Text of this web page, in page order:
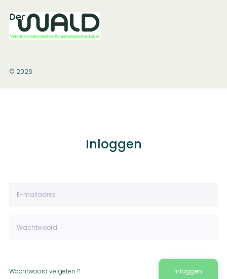
© 2026
Inloggen
Wachtwoord vergeten ? Inloggen